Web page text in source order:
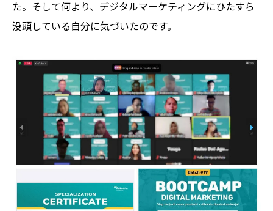
た。そして何より、デジタルマーケティングにひたすら
没頭している自分に気づいたのです。